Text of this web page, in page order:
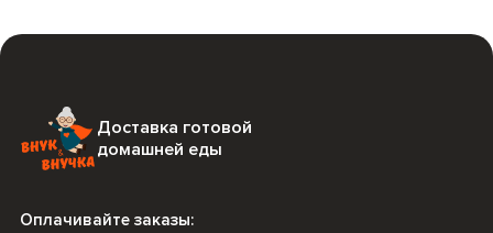
Доставка готовой
домашней еды
Оплачивайте заказы: